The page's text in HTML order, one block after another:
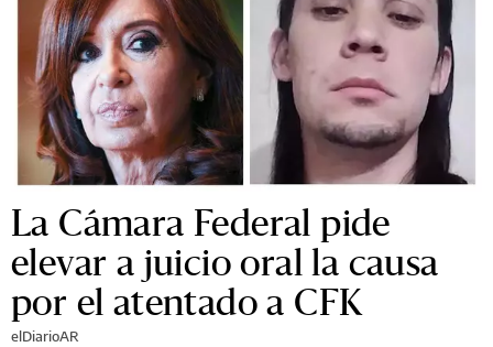
La Cámara Federal pide
elevar a juicio oral la causa
por el atentado a CFK
elDiarioAR